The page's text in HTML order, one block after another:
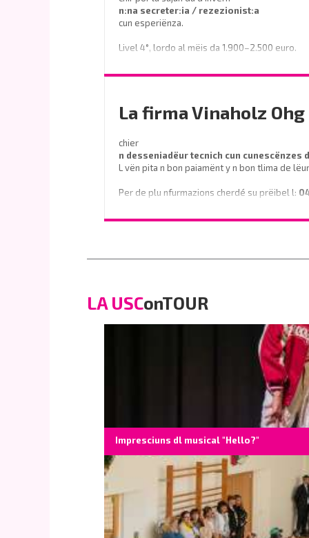
n:na secreter:ia / rezezionist:a
cun esperiënza.
Livel 4°, lordo al mëis da 1.900–2.500 euro.
Prëibel mené le curriculum a
o telefoné al0471 839661
La firma Vinaholz
chier
n desseniadëur tecnich cun cunescënzes
L vën pita n bon paiamënt y n bon tlima de
Per de plu nfurmazions cherdé su prëibel l:
info@vinaholz.com
LA USConTOUR
Impresciuns dl musical "Hello?"